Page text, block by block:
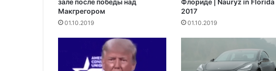
ь
б
е
и
с
зале после победы над
Макгрегором‍
01.10.2019
Флориде | Nauryz in Florida
2017
01.10.2019